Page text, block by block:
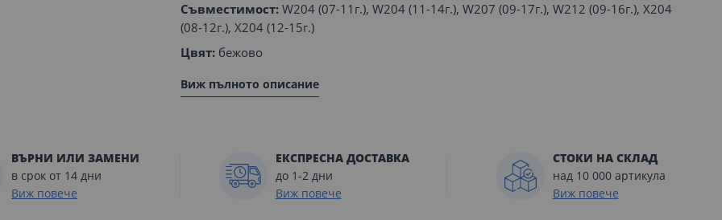
Съвместимост: W204 (07-11г.), W204 (11-14г.), W207 (09-17г.), W212 (09-16г.), X204
(08-12г.), X204 (12-15г.)
Цвят: бежово
Виж пълното описание
ВЪРНИ ИЛИ ЗАМЕНИ
в срок от 14 дни
Виж повече
ЕКСПРЕСНА ДОСТАВКА
до 1-2 дни
Виж повече
СТОКИ НА СКЛАД
над 10 000 артикула
Виж повече